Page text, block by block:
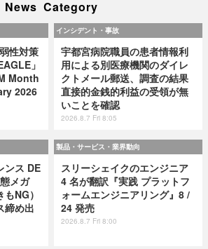
News Category
性対策
」
Month
2026
インシデント・事故
宇都宮病院職員の患者情報利
用による別医療機関のダイレ
クトメール郵送、調査の結果
直接的金銭的利益の受領が無
いことを確認
2026.8.7 Fri 8:05
ンス DE
メガ
NG）
締め出
製品・サービス・業界動向
スリーシェイクのエンジニア
4 名が翻訳『実践 プラットフ
ォームエンジニアリング』8 /
24 発売
2026.8.7 Fri 8:00